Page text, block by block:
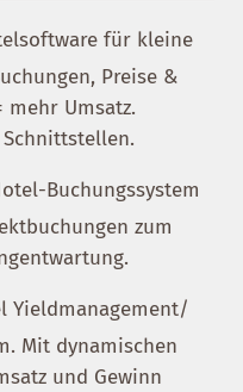
für kleine
Preise &
mehr Umsatz.
Buchungssystem
zum
Yieldmanagement/
Mit dynamischen
und Gewinn